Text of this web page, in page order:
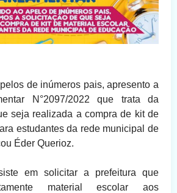
de inúmeros pais, apresento a
N°2097/2022 que trata da
seja realizada a compra de kit de
estudantes da rede municipal de
Éder Querioz.
em solicitar a prefeitura que
material escolar aos